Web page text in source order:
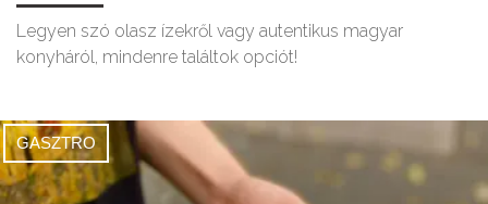
Legyen szó olasz ízekről vagy autentikus magyar
konyháról, mindenre találtok opciót!
GASZTRO